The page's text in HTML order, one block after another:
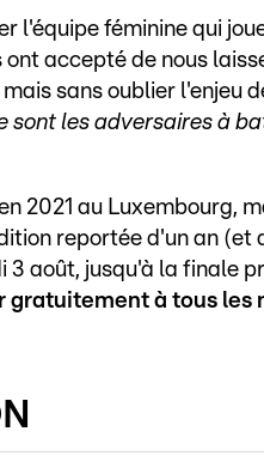
l'équipe féminine qui
ont accepté de nous
sans oublier l'enjeu
sont les adversaires à
2021 au Luxembourg,
reportée d'un an (et
août, jusqu'à la finale
gratuitement à tous les